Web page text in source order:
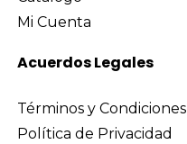
Mi Cuenta
Acuerdos Legales
Términos y Condiciones
Política de Privacidad